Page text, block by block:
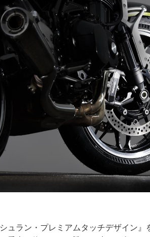
ュラン・プレミアムタッチデザイン』